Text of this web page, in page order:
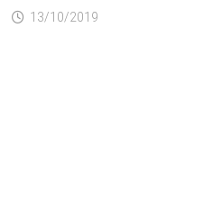
13/10/2019